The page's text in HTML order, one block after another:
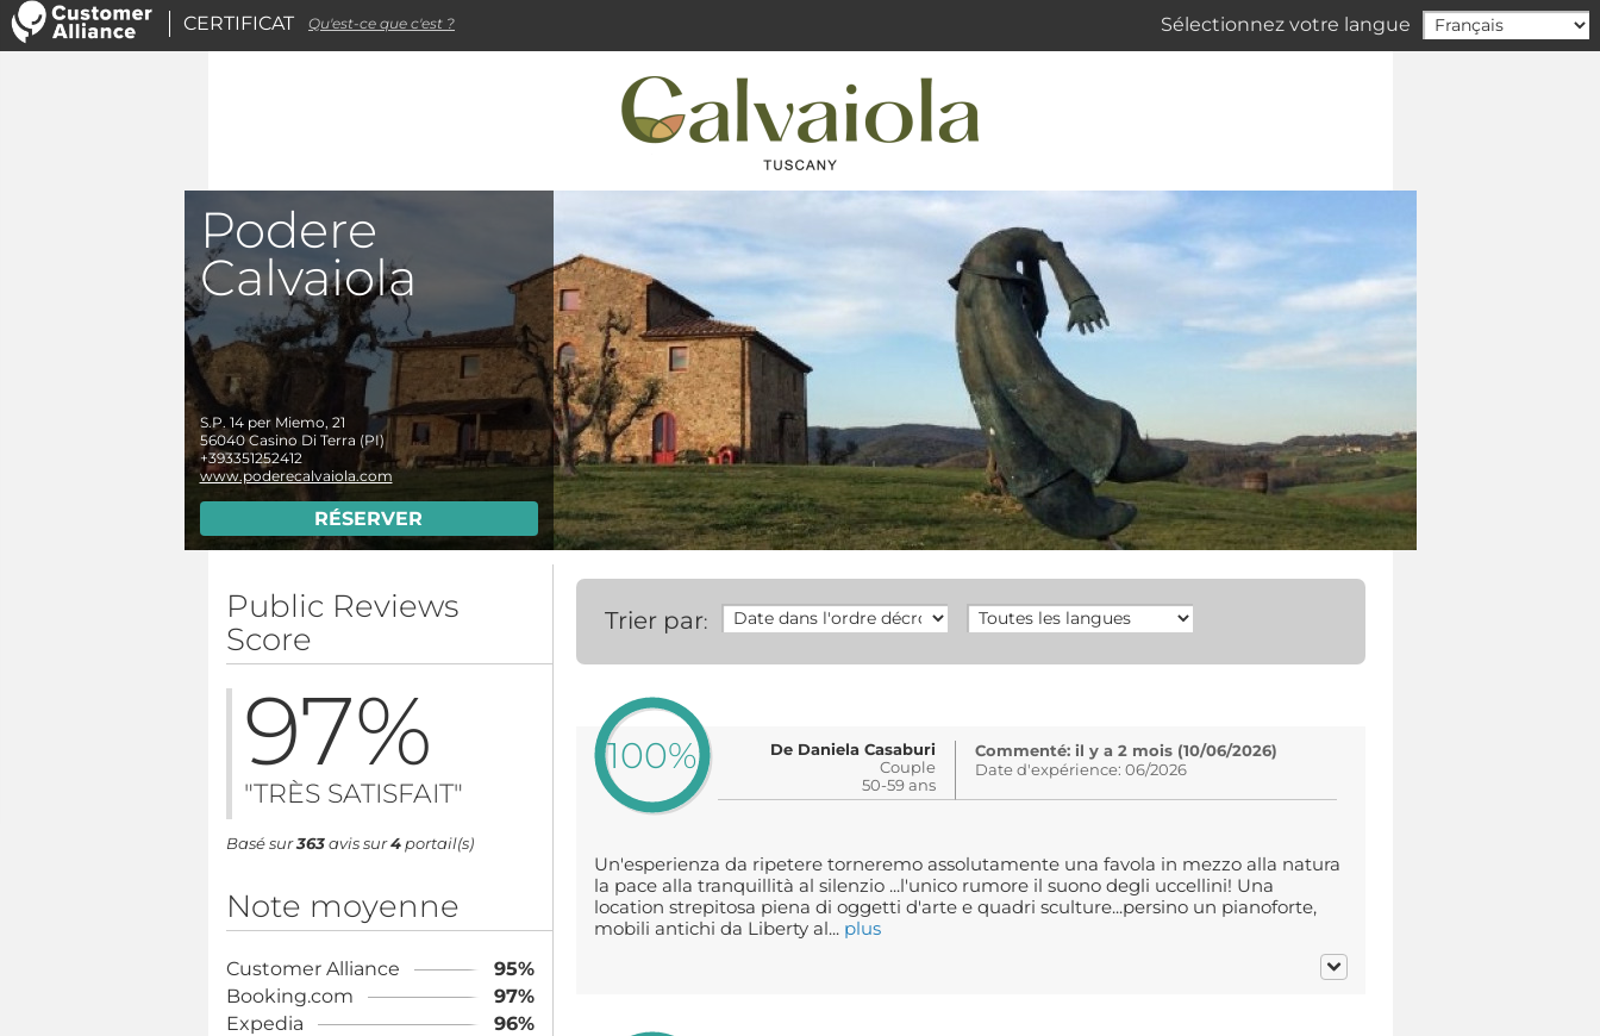
Sélectionnez votre langue
Podere
Calvaiola
S.P. 14 per Miemo, 21
56040 Casino Di Terra (PI)
+393351252412
www.poderecalvaiola.com
RÉSERVER
Public Reviews
Score
97%
"TRÈS SATISFAIT"
Basé sur363avis sur4portail(s)
Note moyenne
Customer Alliance
95%
Booking.com
97%
Expedia
96%
Trier par:
100%
De Daniela Casaburi
Couple
50-59 ans
Commenté: il y a 2 mois (10/06/2026)
Date d'expérience: 06/2026
Un'esperienza da ripetere torneremo assolutamente una favola in mezzo alla natura
la pace alla tranquillità al silenzio ...l'unico rumore il suono degli uccellini! Una
location strepitosa piena di oggetti d'arte e quadri sculture...persino un pianoforte,
mobili antichi da Liberty al... plus
CERTIFICAT Qu'est-ce que c'est ?